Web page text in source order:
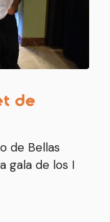
de
de Bellas
gala de los I